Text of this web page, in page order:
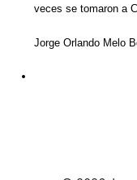
veces se tomaron a
Jorge Orlando Melo